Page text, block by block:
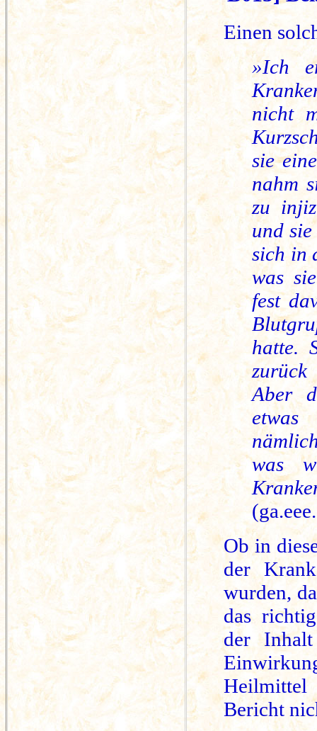
Einen
»Ich
nicht
sie
nahm
zu
und sie
sich in
was
fest
hatte.
Aber
etwas
was
Ob in
der
wurden,
das
der
Bericht